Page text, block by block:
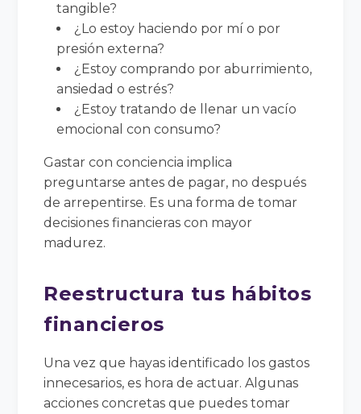
tangible?
¿Lo estoy haciendo por mí o por
presión externa?
¿Estoy comprando por aburrimiento,
ansiedad o estrés?
¿Estoy tratando de llenar un vacío
emocional con consumo?
Gastar con conciencia implica
preguntarse antes de pagar, no después
de arrepentirse. Es una forma de tomar
decisiones financieras con mayor
madurez.
Reestructura tus hábitos
financieros
Una vez que hayas identificado los gastos
innecesarios, es hora de actuar. Algunas
acciones concretas que puedes tomar